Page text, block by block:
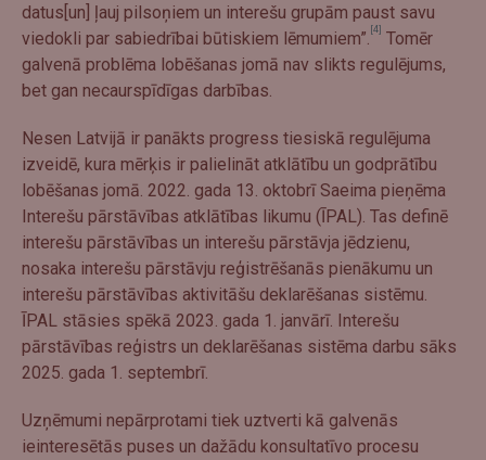
datus[un] ļauj pilsoņiem un interešu grupām paust savu
viedokli par sabiedrībai būtiskiem lēmumiem”. [4] Tomēr
galvenā problēma lobēšanas jomā nav slikts regulējums,
bet gan necaurspīdīgas darbības.
Nesen Latvijā ir panākts progress tiesiskā regulējuma
izveidē, kura mērķis ir palielināt atklātību un godprātību
lobēšanas jomā. 2022. gada 13. oktobrī Saeima pieņēma
Interešu pārstāvības atklātības likumu (ĪPAL). Tas definē
interešu pārstāvības un interešu pārstāvja jēdzienu,
nosaka interešu pārstāvju reģistrēšanās pienākumu un
interešu pārstāvības aktivitāšu deklarēšanas sistēmu.
ĪPAL stāsies spēkā 2023. gada 1. janvārī. Interešu
pārstāvības reģistrs un deklarēšanas sistēma darbu sāks
2025. gada 1. septembrī.
Uzņēmumi nepārprotami tiek uztverti kā galvenās
ieinteresētās puses un dažādu konsultatīvo procesu